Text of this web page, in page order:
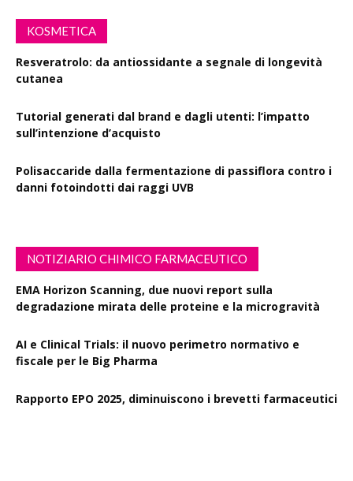
KOSMETICA
Resveratrolo: da antiossidante a segnale di longevità
cutanea
Tutorial generati dal brand e dagli utenti: l’impatto
sull’intenzione d’acquisto
Polisaccaride dalla fermentazione di passiflora contro i
danni fotoindotti dai raggi UVB
NOTIZIARIO CHIMICO FARMACEUTICO
EMA Horizon Scanning, due nuovi report sulla
degradazione mirata delle proteine e la microgravità
AI e Clinical Trials: il nuovo perimetro normativo e
fiscale per le Big Pharma
Rapporto EPO 2025, diminuiscono i brevetti farmaceutici